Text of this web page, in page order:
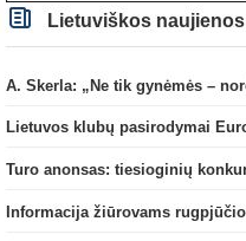
Lietuviškos naujienos